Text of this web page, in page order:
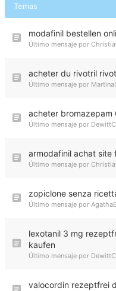
Temas
modafinil bestellen
Último mensaje por
acheter du rivotril
Último mensaje por
acheter bromazepam
Último mensaje por
armodafinil achat site
Último mensaje por
zopiclone senza
Último mensaje por
lexotanil 3 mg
kaufen
Último mensaje por
valocordin rezeptfrei